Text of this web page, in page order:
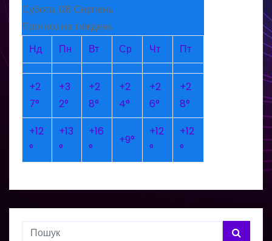
Субота, 08 Серпень
Прогноз на тиждень
Нд
Пн Вт Ср Чт Пт
+2
7°
+3
2°
+2
8°
+2
4°
+2
6°
+2
8°
+12
°
+13
°
+16
°
+9°
+12
°
+12
°